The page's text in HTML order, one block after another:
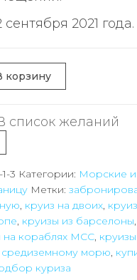
2021 года.
корзину
список желаний
3 Категории: Морские
Метки:
, круиз на двоих,
, круизы из барселоны,
на кораблях МСС,
средиземному морю,
куриза